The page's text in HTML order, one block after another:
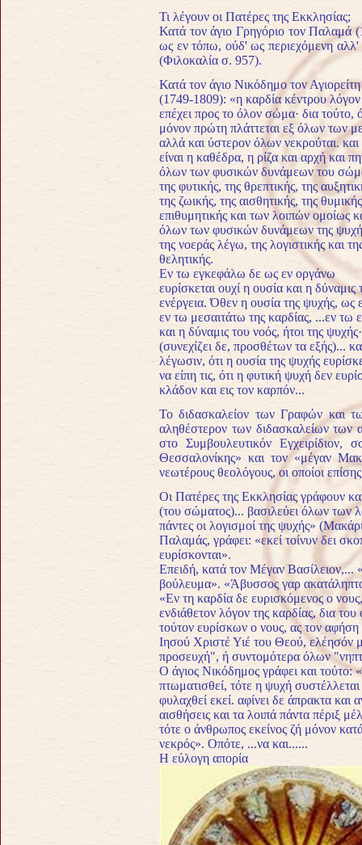
Τι λέγουν οι Πατέρες της Εκκλησίας;
Κατά τον άγιο Γρηγόριο τον Παλαμά
ως εν τόπω, ούδ' ως περιεχόμενη αλλ'
(Φιλοκαλία σ. 957).
Κατά τον άγιο Νικόδημο τον Αγιορείτη
(1749-1809): «η καρδία κέντρου λόγον
επέχει προς το όλον σώμα· δια τούτο,
μόνον πρώ­τη πλάττεται εξ όλων των
αλλά και ύστερον όλων νεκρούται. και
είναι η κα­θέδρα, η ρίζα και αρχή και
όλων των φυ­σικών δυνάμεων του
της φυτικής, της θρεπτικής, της
της ζωικής, της αισθητικής, της
επιθυμητικής και των λοιπών ομοίως
όλων των φυσικών δυνάμεων της
της νοεράς λέγω, της λογιστικής και
θελητικής.
Εν τω εγκεφάλω δε ως εν οργάνω
ευρίσκεται ουχί η ουσία και η
ενέργεια. Όθεν η ουσία της ψυχής,
εν τω μεσαιτάτω της καρδίας, ...εν τω
και η δύναμις του νοός, ήτοι της
(συνεχίζει δε, προσθέτων τα εξής)...
λέγωσιν, ότι η ουσία της ψυχής
να είπη τις, ότι η φυτική ψυχή δεν
κλάδον και εις τον καρπόν...
Το διδασκαλείον των Γραφών και
αληθέστερον των διδασκαλείων των
στο Συμβουλευτικόν Εγχειρίδιον,
Θεσσαλονίκης» και τον «μέγαν
νεωτέρους θεολόγους, οι οποίοι
Οι Πατέρες της Εκκλησίας γράφουν
(του σώματος)... βασιλεύει όλων των
πάντες οι λογισμοί της ψυχής»
Παλαμάς, γράφει: «εκεί τοίνυν δει
ευρίσκονται».
Επειδή, κατά τον Μέγαν Βασίλειον,...
βούλευμα». «Άβυσσος γαρ
«Εν τη καρδία δε ευρισκόμενος ο
ενδιάθετον λόγον της καρδίας, δια
τούτον ευρίσκων ο νους, ας τον
Ιησού Χρι­στέ Υιέ του Θεού, ελέησόν
προσευχή", ή συντομότερα όλων
Ο άγιος Νικόδημος γράφει και τούτο:
πτωματισθεί, τότε η ψυχή
φυλαχθεί εκεί. αφίνει δε άπρακτα
αισθήσεις και τα λοιπά πάντα πέριξ
τότε ο άνθρωπος εκείνος ζή μόνον
νεκρός». Οπότε, ...να και......
Η εύλογη απορία